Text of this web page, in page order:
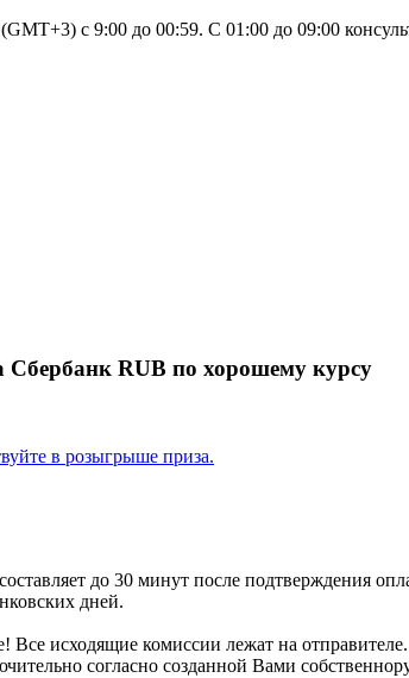
c 9:00 до 00:59. С 01:00 до 09:00
RUB по хорошему курсу
в розыгрыше приза.
до 30 минут после подтверждения
дней.
Все исходящие комиссии лежат на отправителе.
согласно созданной Вами